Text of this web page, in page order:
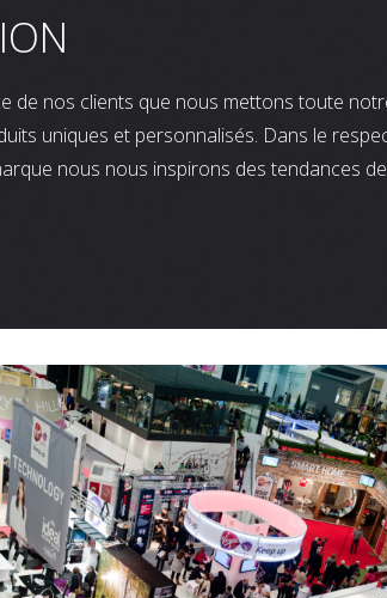
de nos clients que nous mettons toute
uniques et personnalisés. Dans le
nous nous inspirons des tendances